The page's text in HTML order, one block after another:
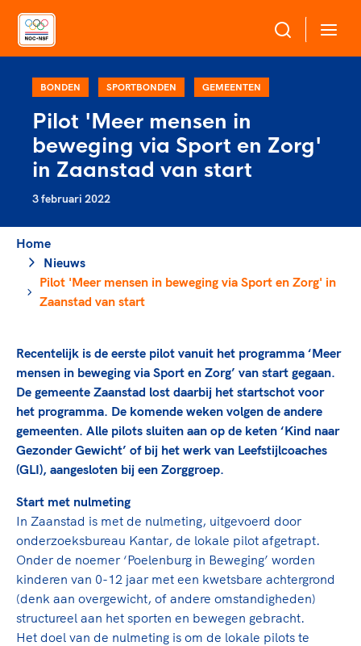
Over NOC*NSF
Sportagenda 2032
Leden
Merkbescherming NOC*NSF
Onze partners
Sportonderzoek
Sportakkoord II
Game Changer
TeamNL kids
Olympische geschiedenis
Nieuwspagina
Columns
Sportdeelname
Bonden en professionals in de sport
Beleidsmedewerkers
Clubbestuurders
Coördinatoren en opleiders
Trainer-coaches
Veilige en integere sport
Diversiteit en inclusie
Gezonde sportomgeving
Duurzaamheid
Bekwaam sportkader
Sportmatch
Clubacties
Handboek Wet- en Regelgeving
Opleidingen en trainingen
Voor talentvolle sporters
Atletencommissie
Paralympische Talentdag
TeamNL Academie Kalender
Kennisaanbod TeamNL Experts
TeamNL Sport Science Centre
Olympische Spelen LA28
Paralympische Spelen LA28
Europese Spelen Istanbul 2027
Topsportbeleid
Topsportfinanciering
Voor bonden
BONDEN SPORTBONDEN GEMEENTEN
Pilot 'Meer mensen in
beweging via Sport en Zorg'
in Zaanstad van start
3 februari 2022
Home
Nieuws
Pilot 'Meer mensen in beweging via Sport en Zorg' in
Zaanstad van start
Recentelijk is de eerste pilot vanuit het programma ‘Meer
mensen in beweging via Sport en Zorg’ van start gegaan.
De gemeente Zaanstad lost daarbij het startschot voor
het programma. De komende weken volgen de andere
gemeenten. Alle pilots sluiten aan op de keten ‘Kind naar
Gezonder Gewicht’ of bij het werk van Leefstijlcoaches
(GLI), aangesloten bij een Zorggroep.
Start met nulmeting
In Zaanstad is met de nulmeting, uitgevoerd door
onderzoeksbureau Kantar, de lokale pilot afgetrapt.
Onder de noemer ‘Poelenburg in Beweging’ worden
kinderen van 0-12 jaar met een kwetsbare achtergrond
(denk aan overgewicht, of andere omstandigheden)
structureel aan het sporten en bewegen gebracht.
Het doel van de nulmeting is om de lokale pilots te